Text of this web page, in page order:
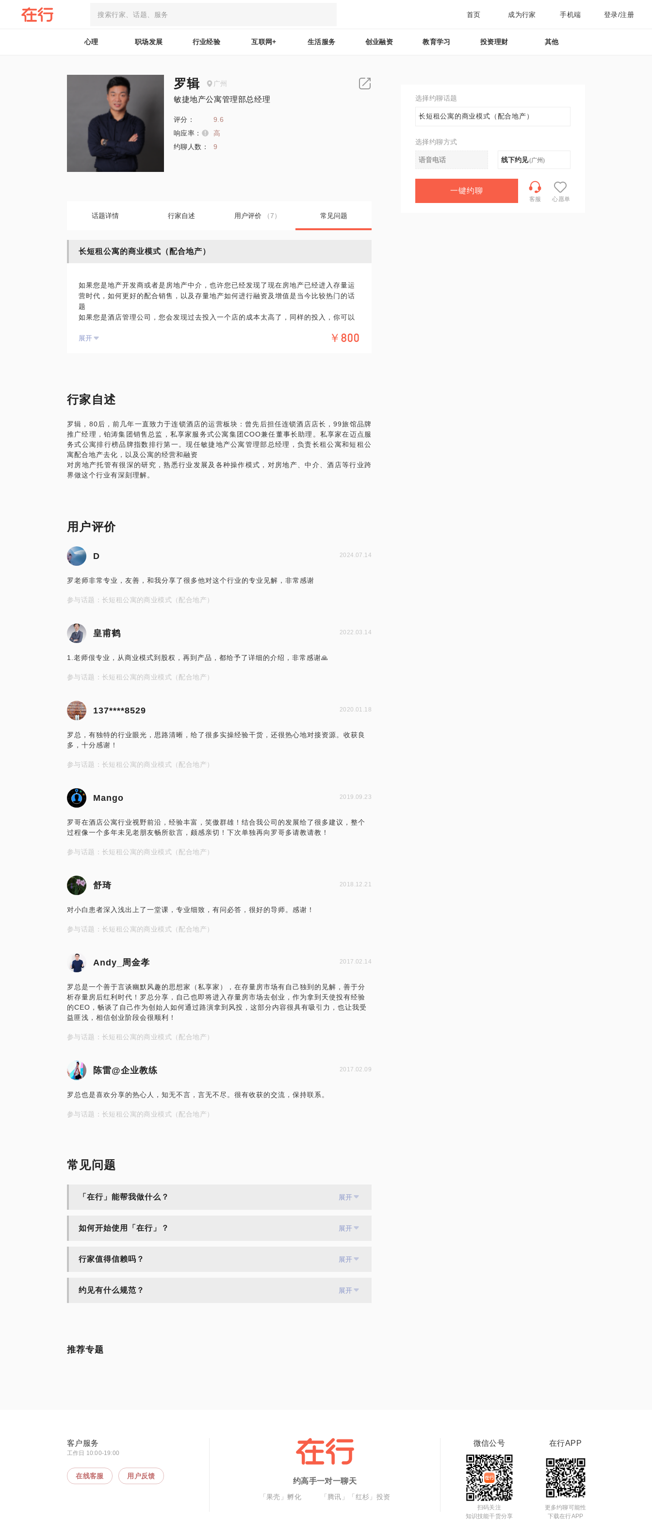
首页 成为行家 手机端 登录/注册
心理 职场发展 行业经验 互联网+ 生活服务 创业融资 教育学习 投资理财 其他
罗辑 广州
敏捷地产公寓管理部总经理
评分：
9.6
响应率：
高
约聊人数：
9
话题详情 行家自述 用户评价 （7） 常见问题
长短租公寓的商业模式（配合地产）
如果您是地产开发商或者是房地产中介，也许您已经发现了现在房地产已经进入存量运
营时代，如何更好的配合销售，以及存量地产如何进行融资及增值是当今比较热门的话
题
如果您是酒店管理公司，您会发现过去投入一个店的成本太高了，同样的投入，你可以
长短租公寓常见的操作模式；
长租公寓如何配合地产融资；
行业未来的走向。
PS.在与我见面之前，请把您的问题更加具体化，提前发给我，我好做好充分的准备，与
您进行深度沟通，感谢！
展开 ￥800
行家自述
罗辑，80后，前几年一直致力于连锁酒店的运营板块：曾先后担任连锁酒店店长，99旅馆品牌
推广经理，铂涛集团销售总监，私享家服务式公寓集团COO兼任董事长助理。私享家在迈点服
务式公寓排行榜品牌指数排行第一。现任敏捷地产公寓管理部总经理，负责长租公寓和短租公
寓配合地产去化，以及公寓的经营和融资
对房地产托管有很深的研究，熟悉行业发展及各种操作模式，对房地产、中介、酒店等行业跨
用户评价
D 2024.07.14
罗老师非常专业，友善，和我分享了很多他对这个行业的专业见解，非常感谢
参与话题：长短租公寓的商业模式（配合地产）
皇甫鹤 2022.03.14
1.老师佷专业，从商业模式到股权，再到产品，都给予了详细的介绍，非常感谢🙏
参与话题：长短租公寓的商业模式（配合地产）
137****8529 2020.01.18
罗总，有独特的行业眼光，思路清晰，给了很多实操经验干货，还很热心地对接资源。收获良
多，十分感谢！
参与话题：长短租公寓的商业模式（配合地产）
Mango 2019.09.23
罗哥在酒店公寓行业视野前沿，经验丰富，笑傲群雄！结合我公司的发展给了很多建议，整个
过程像一个多年未见老朋友畅所欲言，颇感亲切！下次单独再向罗哥多请教请教！
参与话题：长短租公寓的商业模式（配合地产）
舒琦 2018.12.21
对小白患者深入浅出上了一堂课，专业细致，有问必答，很好的导师。感谢！
参与话题：长短租公寓的商业模式（配合地产）
Andy_周金孝 2017.02.14
罗总是一个善于言谈幽默风趣的思想家（私享家），在存量房市场有自己独到的见解，善于分
析存量房后红利时代！罗总分享，自己也即将进入存量房市场去创业，作为拿到天使投有经验
的CEO，畅谈了自己作为创始人如何通过路演拿到风投，这部分内容很具有吸引力，也让我受
益匪浅，相信创业阶段会很顺利！
参与话题：长短租公寓的商业模式（配合地产）
陈雷@企业教练 2017.02.09
罗总也是喜欢分享的热心人，知无不言，言无不尽。很有收获的交流，保持联系。
参与话题：长短租公寓的商业模式（配合地产）
常见问题
「在行」能帮我做什么？ 展开
如何开始使用「在行」？ 展开
行家值得信赖吗？ 展开
约见有什么规范？ 展开
选择约聊话题
长短租公寓的商业模式（配合地产）
选择约聊方式
语音电话 线下约见(广州)
一键约聊
客服 心愿单
推荐专题
客户服务
工作日 10:00-19:00
在线客服 用户反馈
约高手一对一聊天
「果壳」孵化 「腾讯」「红杉」投资
微信公号
扫码关注
知识技能干货分享
在行APP
更多约聊可能性
下载在行APP